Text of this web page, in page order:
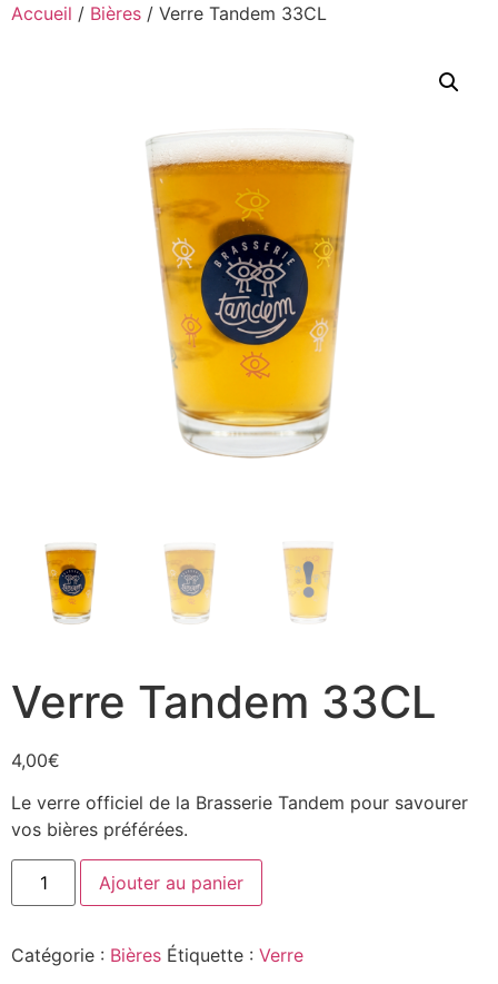
Accueil / Bières / Verre Tandem 33CL
Verre Tandem 33CL
4,00€
Le verre officiel de la Brasserie Tandem pour savourer
vos bières préférées.
Ajouter au panier
Catégorie : Bières Étiquette : Verre